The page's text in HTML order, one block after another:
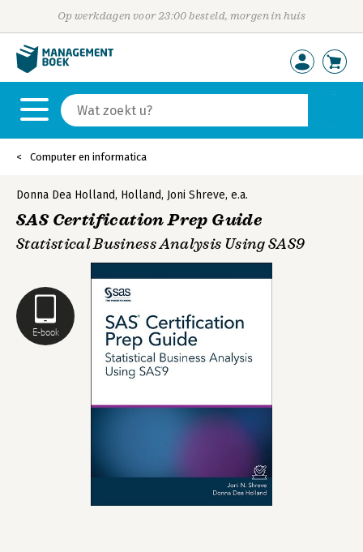
Op werkdagen voor 23:00 besteld, morgen in huis
Computer en informatica
E-book
Donna Dea Holland, Holland, Joni Shreve, e.a.
SAS Certification Prep Guide
Statistical Business Analysis Using SAS9